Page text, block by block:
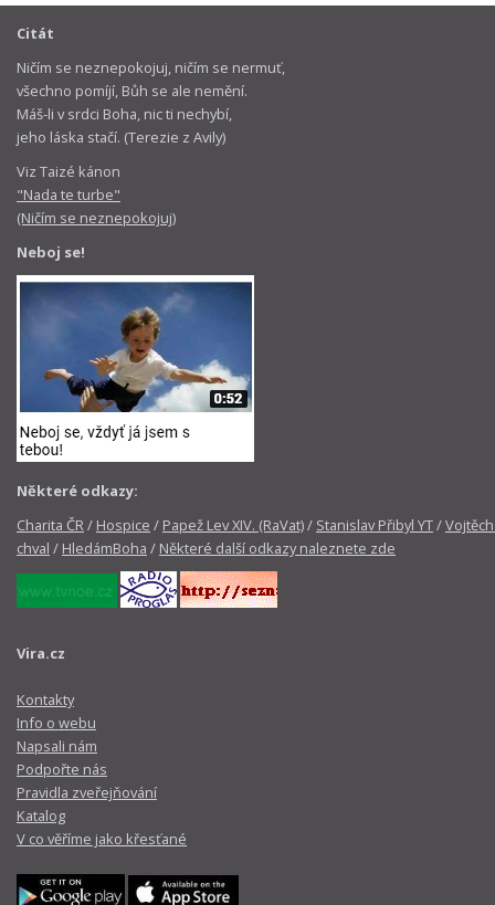
Citát
Ničím se neznepokojuj, ničím se nermuť,
všechno pomíjí, Bůh se ale nemění.
Máš-li v srdci Boha, nic ti nechybí,
jeho láska stačí. (Terezie z Avily)
Viz Taizé kánon
"Nada te turbe"
(Ničím se neznepokojuj)
Neboj se!
Některé odkazy:
Charita ČR/ Hospice / Papež Lev XIV. (RaVat)/ Stanislav Přibyl YT/
chval / HledámBoha / Některé další odkazy naleznete zde
Vira.cz
Kontakty
Info o webu
Napsali nám
Podpořte nás
Pravidla zveřejňování
Katalog
V co věříme jako křesťané